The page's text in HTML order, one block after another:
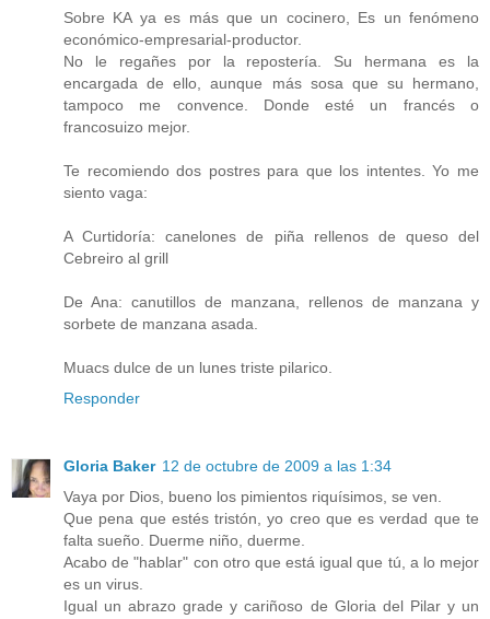
Sobre KA ya es más que un cocinero, Es un fenómeno
económico-empresarial-productor.
No le regañes por la repostería. Su hermana es la
encargada de ello, aunque más sosa que su hermano,
tampoco me convence. Donde esté un francés o
francosuizo mejor.
Te recomiendo dos postres para que los intentes. Yo me
siento vaga:
A Curtidoría: canelones de piña rellenos de queso del
Cebreiro al grill
De Ana: canutillos de manzana, rellenos de manzana y
sorbete de manzana asada.
Muacs dulce de un lunes triste pilarico.
Responder
Gloria Baker 12 de octubre de 2009 a las 1:34
Vaya por Dios, bueno los pimientos riquísimos, se ven.
Que pena que estés tristón, yo creo que es verdad que te
falta sueño. Duerme niño, duerme.
Acabo de "hablar" con otro que está igual que tú, a lo mejor
es un virus.
Igual un abrazo grade y cariñoso de Gloria del Pilar y un